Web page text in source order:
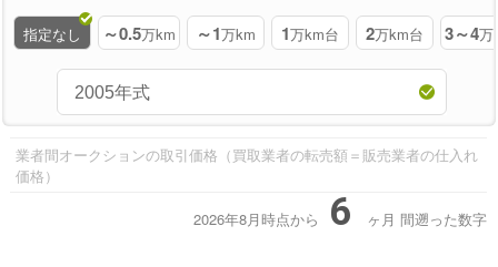
指定なし ～0.5万km ～1万km 1万km台 2万km台 3～4万
業者間オークションの取引価格（買取業者の転売額＝販売業者の仕入れ
価格）
2026年8月時点から 6 ヶ月 間遡った数字